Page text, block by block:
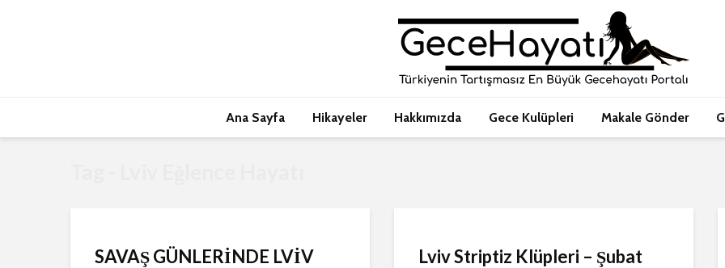
Ana Sayfa Hikayeler Hakkımızda Gece Kulüpleri Makale Gönder
SAVAŞ GÜNLERİNDE LVİV
Lviv Striptiz Klüpleri – Şubat